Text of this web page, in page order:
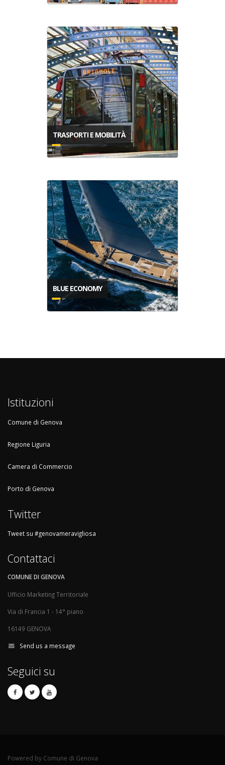
TRASPORTI E MOBILITÀ
BLUE ECONOMY
Istituzioni
Comune di Genova
Regione Liguria
Camera di Commercio
Porto di Genova
Twitter
Tweet su #genovameravigliosa
Contattaci
COMUNE DI GENOVA
Ufficio Marketing Territoriale
Via di Francia 1 - 14° piano
16149 GENOVA
Send us a message
Seguici su
Powered by Comune di Genova